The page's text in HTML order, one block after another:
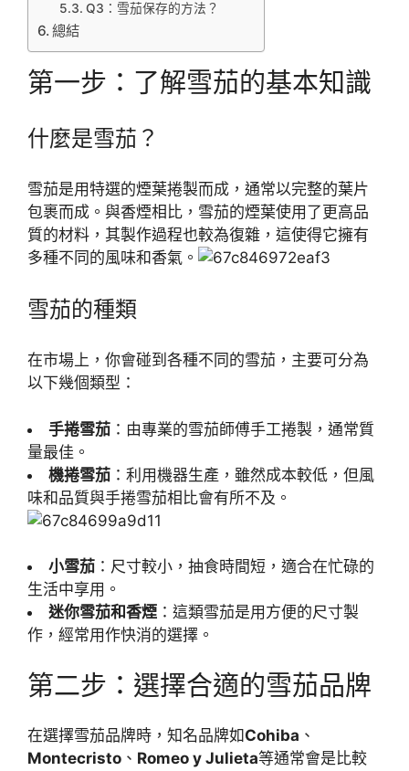
Q3：雪茄保存的方法？
總結
第一步：了解雪茄的基本知識
什麼是雪茄？
雪茄是用特選的煙葉捲製而成，通常以完整的葉片
包裹而成。與香煙相比，雪茄的煙葉使用了更高品
質的材料，其製作過程也較為復雜，這使得它擁有
多種不同的風味和香氣。
雪茄的種類
在市場上，你會碰到各種不同的雪茄，主要可分為
以下幾個類型：
手捲雪茄 ：由專業的雪茄師傅手工捲製，通常質
量最佳。
機捲雪茄 ：利用機器生產，雖然成本較低，但風
味和品質與手捲雪茄相比會有所不及。
小雪茄 ：尺寸較小，抽食時間短，適合在忙碌的
生活中享用。
迷你雪茄和香煙 ：這類雪茄是用方便的尺寸製
作，經常用作快消的選擇。
第二步：選擇合適的雪茄品牌
在選擇雪茄品牌時，知名品牌如 Cohiba 、
Montecristo 、 Romeo y Julieta等通常會是比較